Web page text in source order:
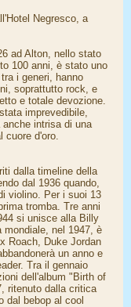
Negresco, a
ad Alton, nello stato
100 anni, è stato uno
i generi, hanno
soprattutto rock, e
e totale devozione.
imprevedibile,
intrisa di una
cuore d'oro.
dalla timeline della
dal 1936 quando,
violino. Per i suoi 13
tromba. Tre anni
si unisce alla Billy
mondiale, nel 1947, è
Roach, Duke Jordan
un anno e
Tra il gennaio
dell'album "Birth of
ritenuto dalla critica
dal bebop al cool